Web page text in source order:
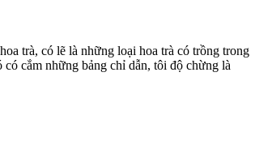
trà, có lẽ là những loại hoa trà có trồng trong
cắm những bảng chỉ dẫn, tôi độ chừng là